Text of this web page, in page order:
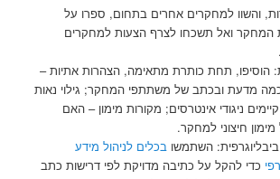
והשוו למחקרים אחרים בתחום, ספרו על
המחקר ואל תשכחו לצרף הצעות למחקרים
הוסיפו, תחת כותרת מתאימה, הצהרות אתיות –
מדעת ובכתב של משתתפי המחקר; גילוי נאות
ניגודי אינטרסים; מקורות מימון – האם
חיצוני למחקר.
השתמשובכלים לניהול מידע
כדי להקל על כתיבה מדויקת לפי דרישות כתב